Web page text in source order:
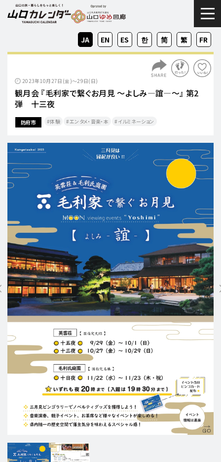
ZH-
CN
ZH-
TW
EN FR
JA KO
ES
2023年10月27日(金)～29日(日)
観月会 『毛利家で繋ぐお月見 ～よしみ―誼―～』 第2
弾 十三夜
防府市 体験 エンタメ・音楽・本 イルミネーション